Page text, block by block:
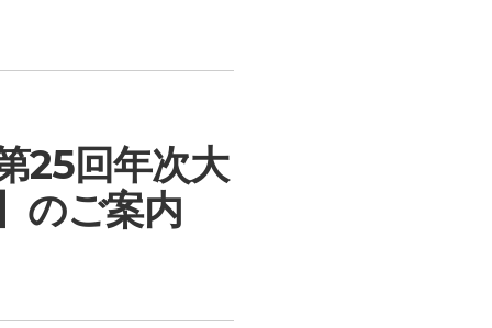
25回年次大
のご案内